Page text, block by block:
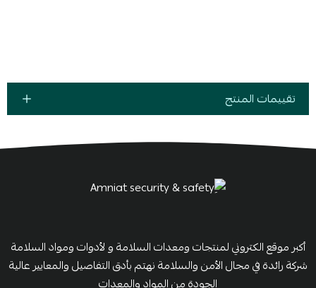
تقييمات المنتج
أكبر موقع الكتروني لمنتجات ومعدات السلامة و لأدوات ومواد السلامة
شركة رائدة في مجال الأمن والسلامة نهتم بأدق التفاصيل والمعايير عالية
الجودة من المواد والمعدات